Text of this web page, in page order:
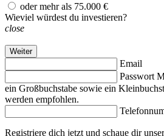
oder mehr als 75.000 €
Wieviel würdest du investieren?
close
Weiter
Email
Passwort
ein Großbuchstabe sowie ein
werden empfohlen.
Registriere dich jetzt und schaue dir